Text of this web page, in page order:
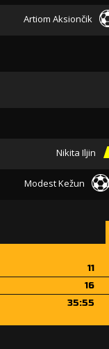
Artiom Aksiončik
Nikita Iljin
Modest Kežun
11
16
35:55